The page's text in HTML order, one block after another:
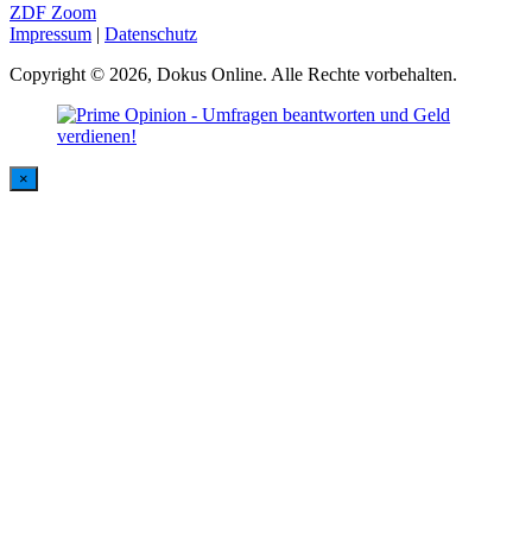
ZDF Zoom
Impressum | Datenschutz
Copyright © 2026, Dokus Online. Alle Rechte vorbehalten.
×